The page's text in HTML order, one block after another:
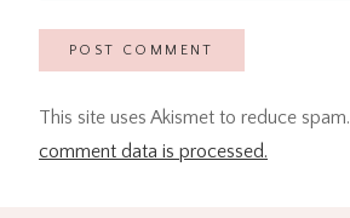
This site uses Akismet to reduce spam.
comment data is processed.